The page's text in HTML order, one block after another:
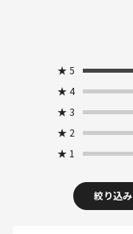
★ 5
★ 4
★ 3
★ 2
★ 1
絞り込み